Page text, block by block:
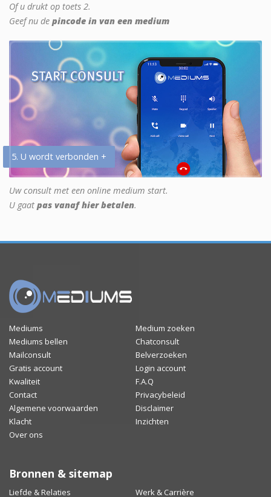
Of u drukt op toets 2.
Geef nu de pincode in van een medium
5. U wordt verbonden +
Uw consult met een online medium start.
U gaat pas vanaf hier betalen.
Mediums
Medium zoeken
Mediums bellen
Chatconsult
Mailconsult
Belverzoeken
Gratis account
Login account
Kwaliteit
F.A.Q
Contact
Privacybeleid
Algemene voorwaarden
Disclaimer
Klacht
Inzichten
Over ons
Bronnen & sitemap
Liefde & Relaties Werk & Carrière